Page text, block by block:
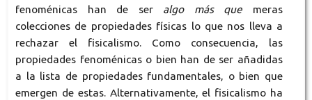
fenoménicas han de ser algo más que meras
colecciones de propiedades físicas lo que nos lleva a
rechazar el fisicalismo. Como consecuencia, las
propiedades fenoménicas o bien han de ser añadidas
a la lista de propiedades fundamentales, o bien que
emergen de estas. Alternativamente, el fisicalismo ha